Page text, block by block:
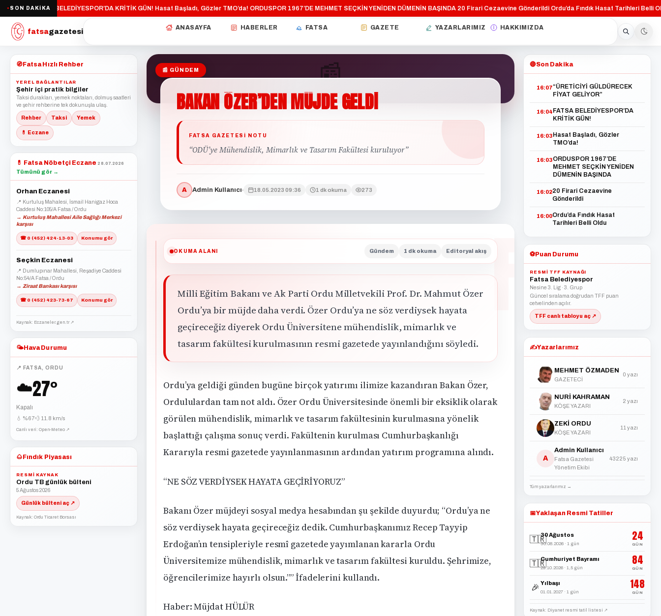
● SON DAKİKA
· FATSA BELEDİYESPOR’DA KRİTİK GÜN! ·Hasat Başladı, Gözler TMO’da!·ORDUSPOR 1967’DE MEHMET SEÇKİN YENİDEN DÜMENİN BAŞINDA ·20 Firari Cezaevine Gönderildi·Ordu’da Fındık Hasat Tarihleri Belli Oldu·
fatsagazetesi ANASAYFA HABERLER FATSA GAZETE YAZARLARIMIZ HAKKIMIZDA
🧭 Fatsa Hızlı Rehber
YEREL BAĞLANTILAR
Şehir içi pratik bilgiler
Taksi durakları, yemek noktaları, dolmuş saatleri
ve şehir rehberine tek dokunuşla ulaş.
Rehber Taksi Yemek
💊 Eczane
💊 Fatsa Nöbetçi Eczane 28.07.2026
Tümünü gör →
Orhan Eczanesi
📍 Kurtuluş Mahalesi, İsmail Hanigaz Hoca
Caddesi No:105/A Fatsa / Ordu
→ Kurtuluş Mahallesi Aile Sağlığı Merkezi
karşısı
☎ 0 (452) 424-13-03 Konumu gör
Seçkin Eczanesi
📍 Dumlupınar Mahallesi, Reşadiye Caddesi
No:54/A Fatsa / Ordu
→ Ziraat Bankası karşısı
☎ 0 (452) 423-73-67 Konumu gör
Kaynak: Eczaneler.gen.tr ↗
🌤️ Hava Durumu
📍 FATSA, ORDU
☁️27°
Kapalı
💧 %67💨 11.8 km/s
Canlı veri: Open-Meteo ↗
🌰 Fındık Piyasası
RESMI KAYNAK
Ordu TB günlük bülteni
5 Ağustos 2026
Günlük bülteni aç ↗
Kaynak: Ordu Ticaret Borsası
📰
GÜNDEM
📰 GÜNDEM
BAKANÖZER’DENMÜJDEGELDİ
FATSA GAZETESI NOTU
“ODÜ’ye Mühendislik, Mimarlık ve Tasarım Fakültesi kuruluyor”
A Admin Kullanıcı 18.05.2023 09:36 1 dk okuma 273
OKUMA ALANI Gündem 1 dk okuma Editoryal akış
Milli Eğitim Bakanı ve Ak Parti Ordu Milletvekili Prof. Dr. Mahmut Özer
Ordu’ya bir müjde daha verdi. Özer Ordu’ya ne söz verdiysek hayata
geçireceğiz diyerek Ordu Üniversitene mühendislik, mimarlık ve
tasarım fakültesi kurulmasının resmi gazetede yayınlandığını söyledi.
Ordu’ya geldiği günden bugüne birçok yatırımı ilimize kazandıran Bakan Özer,
Ordululardan tam not aldı. Özer Ordu Üniversitesinde önemli bir eksiklik olarak
görülen mühendislik, mimarlık ve tasarım fakültesinin kurulmasına yönelik
başlattığı çalışma sonuç verdi. Fakültenin kurulması Cumhurbaşkanlığı
Kararıyla resmi gazetede yayınlanmasının ardından yatırım programına alındı.
“NE SÖZ VERDİYSEK HAYATA GEÇİRİYORUZ”
Bakanı Özer müjdeyi sosyal medya hesabından şu şekilde duyurdu; “Ordu’ya ne
söz verdiysek hayata geçireceğiz dedik. Cumhurbaşkanımız Recep Tayyip
Erdoğan’ın tensipleriyle resmî gazetede yayımlanan kararla Ordu
Üniversitemize mühendislik, mimarlık ve tasarım fakültesi kuruldu. Şehrimize,
öğrencilerimize hayırlı olsun.”” İfadelerini kullandı.
Haber: Müjdat HÜLÜR
🔴Son Dakika
16:07“ÜRETİCİYİ GÜLDÜRECEK
FİYAT GELİYOR”
16:04 FATSA BELEDİYESPOR’DA
KRİTİK GÜN!
16:03 Hasat Başladı, Gözler
TMO’da!
16:03ORDUSPOR 1967’DE
MEHMET SEÇKİN YENİDEN
DÜMENİN BAŞINDA
16:0220 Firari Cezaevine
Gönderildi
16:00Ordu’da Fındık Hasat
Tarihleri Belli Oldu
⚽ Puan Durumu
RESMI TFF KAYNAĞI
Fatsa Belediyespor
Nesine 3. Lig · 3. Grup
Güncel sıralama doğrudan TFF puan
cetvelinden açılır.
TFF canlı tabloyu aç ↗
✍️Yazarlarımız
MEHMET ÖZMADEN
GAZETECİ
0 yazı
NURİ KAHRAMAN
KÖŞE YAZARI
2 yazı
ZEKİ ORDU
KÖŞE YAZARI
11 yazı
A
Admin Kullanıcı
Fatsa Gazetesi
Yönetim Ekibi
43225 yazı
Tüm yazarlarımız →
📅Yaklaşan Resmi Tatiller
🇹🇷30 Ağustos
30.08.2026 · 1 gün
24
GÜN
🇹🇷Cumhuriyet Bayramı
29.10.2026 · 1,5 gün
84
GÜN
🎉 Yılbaşı
01.01.2027 · 1 gün
148
GÜN
Kaynak: Diyanet resmi tatil listesi ↗